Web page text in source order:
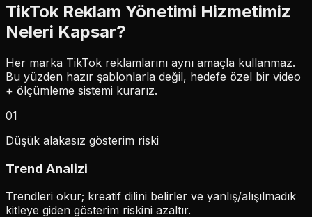
TikTok Reklam Yönetimi Hizmetimiz
Neleri Kapsar?
Her marka TikTok reklamlarını aynı amaçla kullanmaz.
Bu yüzden hazır şablonlarla değil, hedefe özel bir video
+ ölçümleme sistemi kurarız.
01
Düşük alakasız gösterim riski
Trend Analizi
Trendleri okur; kreatif dilini belirler ve yanlış/alışılmadık
kitleye giden gösterim riskini azaltır.